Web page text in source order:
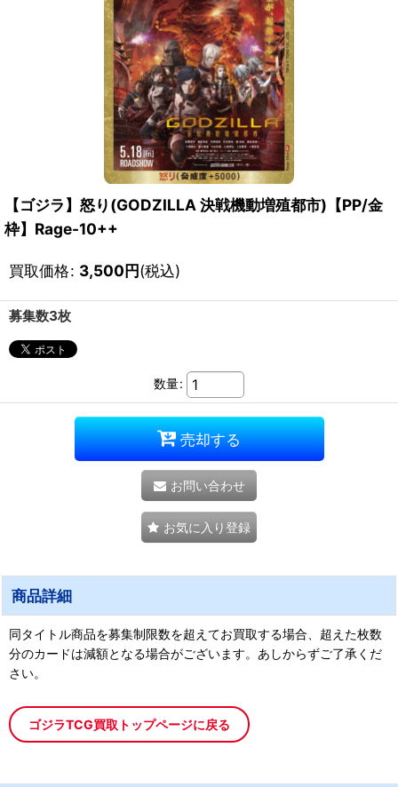
【ゴジラ】怒り(GODZILLA 決戦機動増殖都市)【PP/金
枠】Rage-10++
買取価格: 3,500円(税込)
募集数3枚
数量:
売却する
お問い合わせ
お気に入り登録
商品詳細
同タイトル商品を募集制限数を超えてお買取する場合、超えた枚数
分のカードは減額となる場合がございます。あしからずご了承くだ
さい。
ゴジラTCG買取トップページに戻る